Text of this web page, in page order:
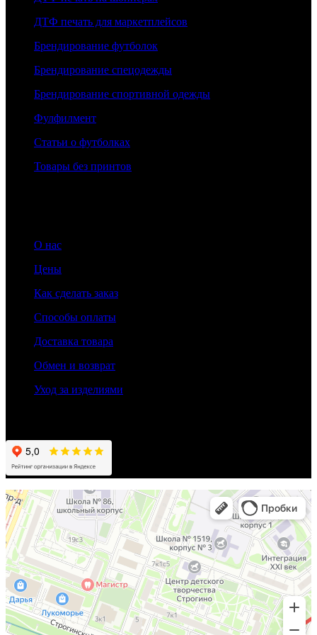
ДТФ печать для маркетплейсов
Брендирование футболок
Брендирование спецодежды
Брендирование спортивной одежды
Фулфилмент
Статьи о футболках
Товары без принтов
О нас
Цены
Как сделать заказ
Способы оплаты
Доставка товара
Обмен и возврат
Уход за изделиями